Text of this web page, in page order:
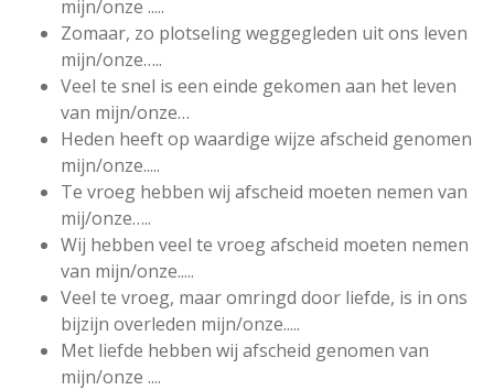
mijn/onze .....
Zomaar, zo plotseling weggegleden uit ons leven
mijn/onze…..
Veel te snel is een einde gekomen aan het leven
van mijn/onze…
Heden heeft op waardige wijze afscheid genomen
mijn/onze.....
Te vroeg hebben wij afscheid moeten nemen van
mij/onze…..
Wij hebben veel te vroeg afscheid moeten nemen
van mijn/onze.....
Veel te vroeg, maar omringd door liefde, is in ons
bijzijn overleden mijn/onze.....
Met liefde hebben wij afscheid genomen van
mijn/onze ....